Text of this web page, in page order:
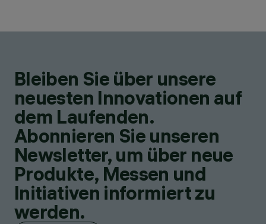
Bleiben Sie über unsere
neuesten Innovationen auf
dem Laufenden.
Abonnieren Sie unseren
Newsletter, um über neue
Produkte, Messen und
Initiativen informiert zu
werden.